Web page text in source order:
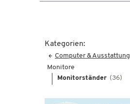
Kategorien:
Computer & Ausstattung
Monitore
Monitorständer (36)